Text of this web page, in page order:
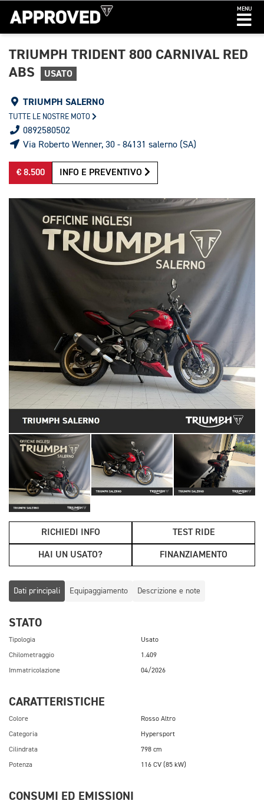
MENU
TRIUMPH TRIDENT 800 CARNIVAL RED
ABS
USATO
TRIUMPH SALERNO
TUTTE LE NOSTRE MOTO
0892580502
Via Roberto Wenner, 30 - 84131 salerno (SA)
€ 8.500 INFO E PREVENTIVO
RICHIEDI INFO TEST RIDE
HAI UN USATO? FINANZIAMENTO
Dati principali Equipaggiamento Descrizione e note
STATO
Tipologia Usato
Chilometraggio 1.409
Immatricolazione 04/2026
CARATTERISTICHE
Colore Rosso Altro
Categoria Hypersport
Cilindrata 798 cm
Potenza 116 CV (85 kW)
CONSUMI ED EMISSIONI